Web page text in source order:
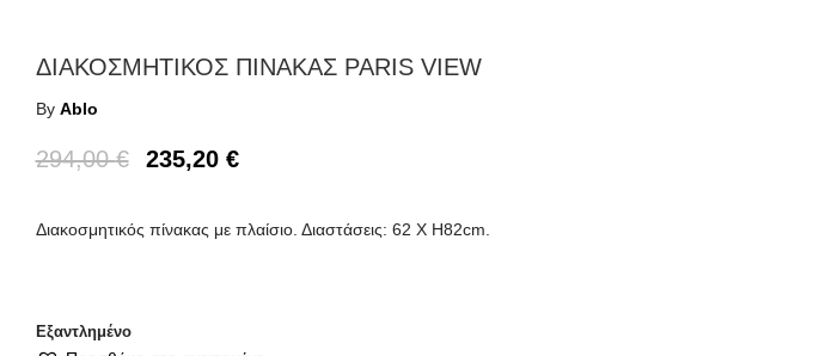
ΔΙΑΚΟΣΜΗΤΙΚΟΣ ΠΙΝΑΚΑΣ PARIS VIEW
By Ablo
294,00€ 235,20 €
Διακοσμητικός πίνακας με πλαίσιο. Διαστάσεις: 62 Χ Η82cm.
Εξαντλημένο